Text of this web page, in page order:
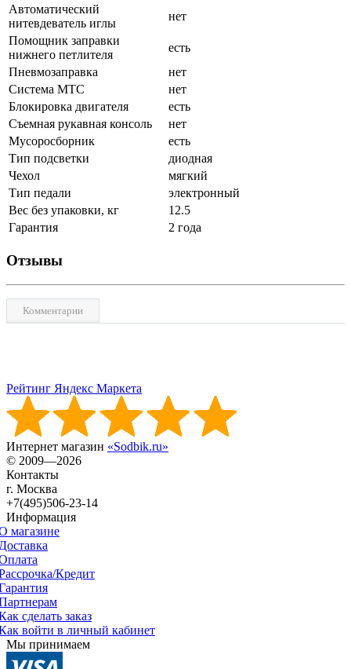
Автоматический
нитевдеватель иглы
нет
Помощник заправки
нижнего петлителя
есть
Пневмозаправка
нет
Система MTC
нет
Блокировка двигателя
есть
Съемная рукавная консоль
нет
Мусоросборник
есть
Тип подсветки
диодная
Чехол
мягкий
Тип педали
электронный
Вес без упаковки, кг
12.5
Гарантия
2 года
Отзывы
Комментарии
Рейтинг Яндекс Маркета
Интернет магазин «Sodbik.ru»
© 2009—2026
Контакты
г. Москва
+7(495)506-23-14
Информация
магазине
Кредит
сделать заказ
войти в личный кабинет
Мы принимаем